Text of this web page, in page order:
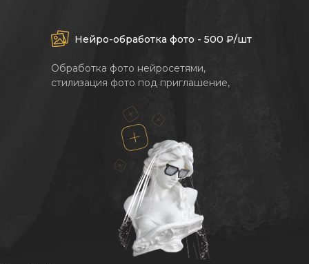
Обработка фото нейросетями,
стилизация фото под приглашение,
Нейро-обработка фото - 500 ₽/шт